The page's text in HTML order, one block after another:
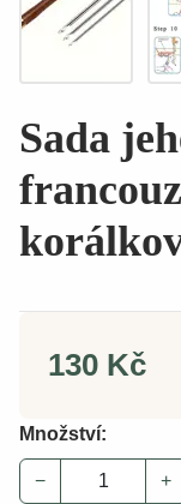
Sada
130 Kč
Množství:
− +